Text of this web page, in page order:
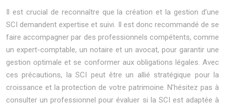
Il est crucial de reconnaître que la création et la gestion d’une
SCI demandent expertise et suivi. Il est donc recommandé de se
faire accompagner par des professionnels compétents, comme
un expert-comptable, un notaire et un avocat, pour garantir une
gestion optimale et se conformer aux obligations légales. Avec
ces précautions, la SCI peut être un allié stratégique pour la
croissance et la protection de votre patrimoine. N’hésitez pas à
consulter un professionnel pour évaluer si la SCI est adaptée à